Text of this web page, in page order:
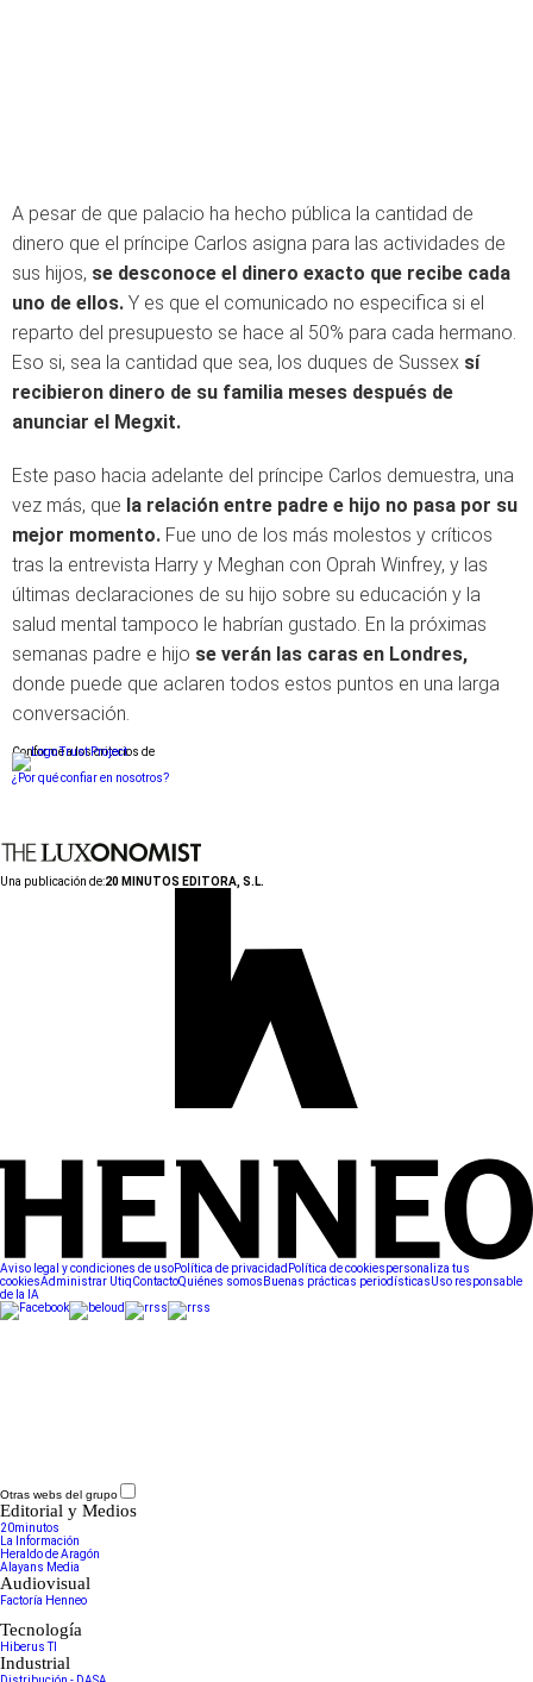
A pesar de que palacio ha hecho pública la cantidad de
dinero que el príncipe Carlos asigna para las actividades de
sus hijos, se desconoce el dinero exacto que recibe cada
uno de ellos. Y es que el comunicado no especifica si el
reparto del presupuesto se hace al 50% para cada hermano.
Eso si, sea la cantidad que sea, los duques de Sussex sí
recibieron dinero de su familia meses después de
anunciar el Megxit.
Este paso hacia adelante del príncipe Carlos demuestra, una
vez más, que la relación entre padre e hijo no pasa por su
mejor momento. Fue uno de los más molestos y críticos
tras la entrevista Harry y Meghan con Oprah Winfrey, y las
últimas declaraciones de su hijo sobre su educación y la
salud mental tampoco le habrían gustado. En la próximas
semanas padre e hijo se verán las caras en Londres,
donde puede que aclaren todos estos puntos en una larga
conversación.
Conforme a los criterios de
¿Por qué confiar en nosotros?
Una publicación de:20 MINUTOS EDITORA, S.L.
Aviso legal y condiciones de usoPolítica de privacidad Política de cookiespersonaliza tus
cookiesAdministrar UtiqContactoQuiénes somos Buenas prácticas periodísticasUso responsable
de la IA
Otras webs del grupo
Editorial y Medios
20minutos
La Información
Heraldo de Aragón
Alayans Media
Audiovisual
Factoría Henneo
Tecnología
Hiberus TI
Industrial